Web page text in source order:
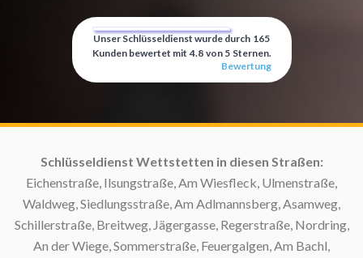
Unser Schlüsseldienst wurde durch 165
Kunden bewertet mit 4.8 von 5 Sternen.
Bewertung
Schlüsseldienst Wettstetten in diesen Straßen:
Eichenstraße, Ilsungstraße, Am Wiesfleck, Ulmenstraße,
Waldweg, Siedlungsstraße, Am Adlmannsberg, Asamweg,
Schillerstraße, Breitweg, Jägergasse, Regerstraße, Nordring,
An der Wiege, Sommerstraße, Feuergalgen, Am Bachl,